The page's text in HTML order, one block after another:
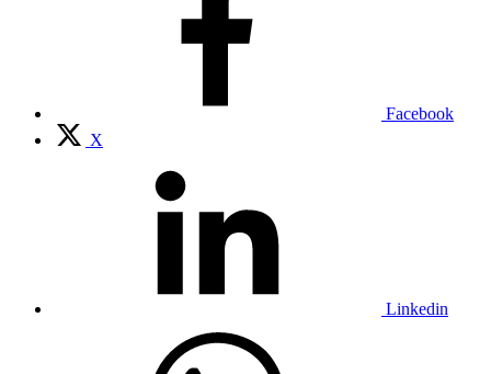
Facebook
X
Linkedin